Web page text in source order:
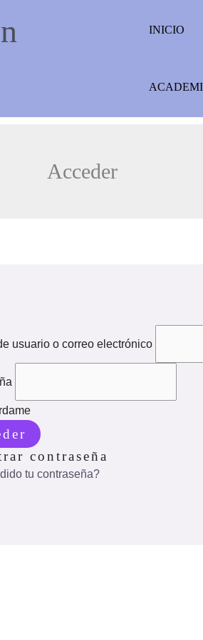
INICIO
Acceder
usuario o correo electrónico
contraseña
tu contraseña?